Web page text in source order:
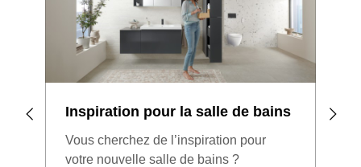
Inspiration pour la salle de bains
Vous cherchez de l’inspiration pour
votre nouvelle salle de bains ?